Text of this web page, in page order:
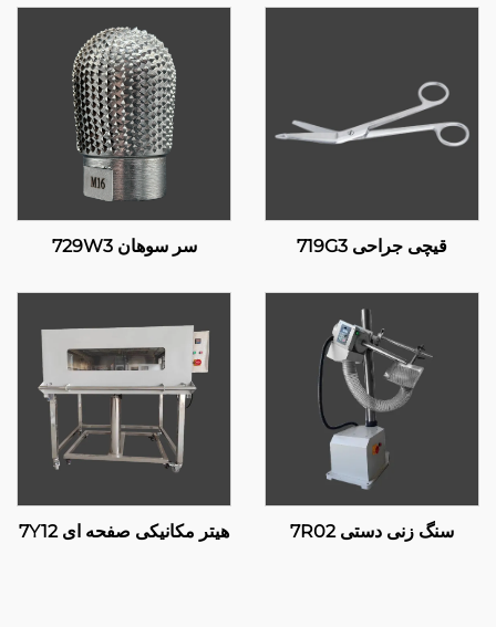
قیچی جراحی 719G3 سر سوهان 729W3
سنگ زنی دستی 7R02 هیتر مکانیکی صفحه ای 7Y12